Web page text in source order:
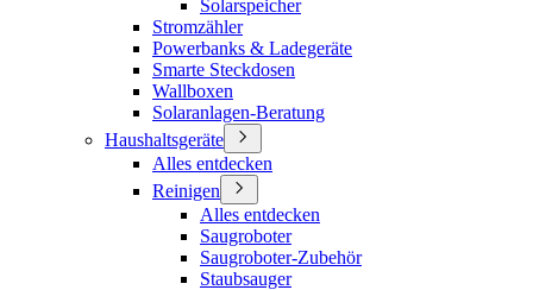
Solarspeicher
Stromzähler
Powerbanks & Ladegeräte
Smarte Steckdosen
Wallboxen
Solaranlagen-Beratung
Haushaltsgeräte
Alles entdecken
Reinigen
Alles entdecken
Saugroboter
Saugroboter-Zubehör
Staubsauger